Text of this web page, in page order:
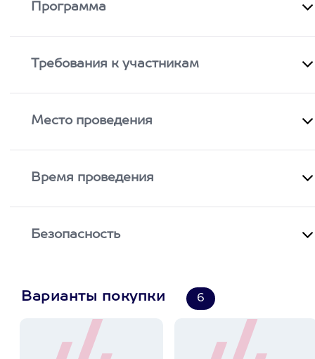
Программа
Требования к участникам
Место проведения
Время проведения
Безопасность
Варианты покупки 6